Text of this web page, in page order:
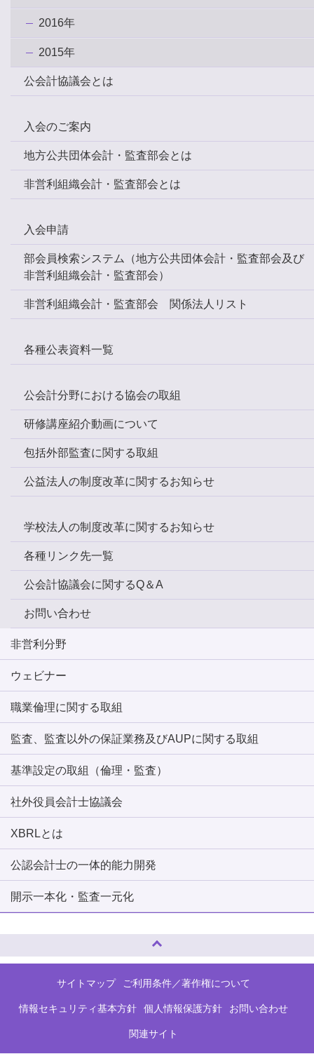
2016年
2015年
公会計協議会とは
入会のご案内
地方公共団体会計・監査部会とは
非営利組織会計・監査部会とは
入会申請
部会員検索システム（地方公共団体会計・監査部会及び
非営利組織会計・監査部会）
非営利組織会計・監査部会 関係法人リスト
各種公表資料一覧
公会計分野における協会の取組
研修講座紹介動画について
包括外部監査に関する取組
公益法人の制度改革に関するお知らせ
学校法人の制度改革に関するお知らせ
各種リンク先一覧
公会計協議会に関するQ＆A
お問い合わせ
非営利分野
ウェビナー
職業倫理に関する取組
監査、監査以外の保証業務及びAUPに関する取組
基準設定の取組（倫理・監査）
社外役員会計士協議会
XBRLとは
公認会計士の一体的能力開発
開示一本化・監査一元化
サイトマップ ご利用条件／著作権について
情報セキュリティ基本方針 個人情報保護方針 お問い合わせ
関連サイト